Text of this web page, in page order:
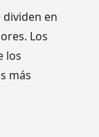
dividen en
Los
los
más